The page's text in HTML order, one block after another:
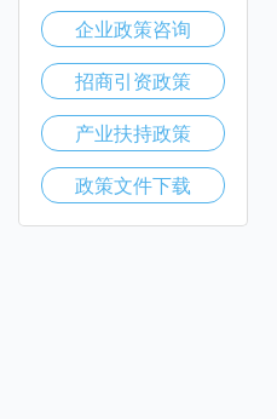
企业政策咨询
招商引资政策
产业扶持政策
政策文件下载